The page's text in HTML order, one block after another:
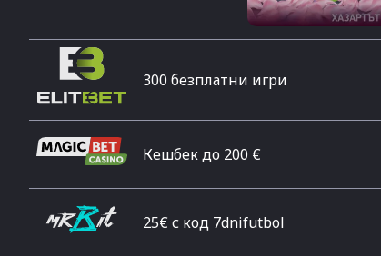
300 безплатни игри
Кешбек до 200 €
25€ с код 7dnifutbol